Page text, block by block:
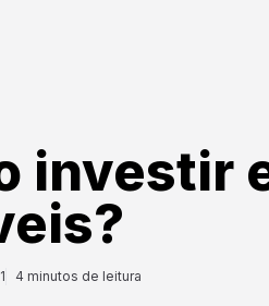
investir
4 minutos de leitura